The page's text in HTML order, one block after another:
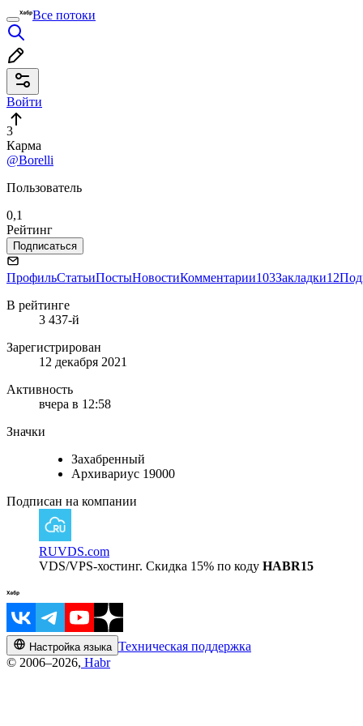
Все потоки
Войти
3
Карма
@Borelli
Пользователь
0,1
Рейтинг
Подписаться
ПрофильСтатьиПостыНовостиКомментарии103Закладки12
В рейтинге
3 437-й
Зарегистрирован
12 декабря 2021
Активность
вчера в 12:58
Значки
Захабренный
Архивариус 19000
Подписан на компании
RUVDS.com
VDS/VPS-хостинг. Скидка 15% по коду HABR15
Настройка языка Техническая поддержка
© 2006–2026, Habr